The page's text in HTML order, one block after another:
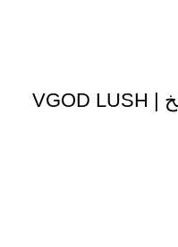
سالت ویگاد طعم هندوانه یخ | VGOD LUSH